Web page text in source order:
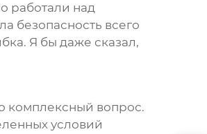
работали над
безопасность всего
Я бы даже сказал,
комплексный вопрос.
условий